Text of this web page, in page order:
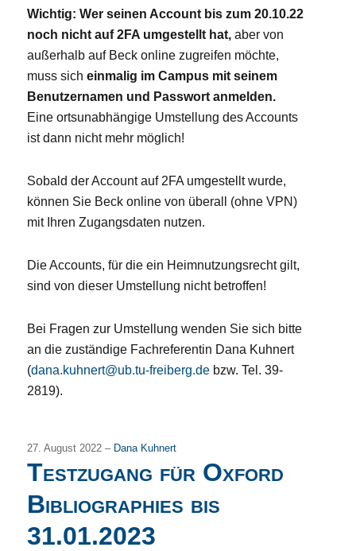
Wichtig: Wer seinen Account bis zum 20.10.22
noch nicht auf 2FA umgestellt hat,aber von
außerhalb auf Beck online zugreifen möchte,
muss sicheinmalig im Campus mit seinem
Benutzernamen und Passwort anmelden.
Eine ortsunabhängige Umstellung des Accounts
ist dann nicht mehr möglich!
Sobald der Account auf 2FA umgestellt wurde,
können Sie Beck online von überall (ohne VPN)
mit Ihren Zugangsdaten nutzen.
Die Accounts, für die ein Heimnutzungsrecht gilt,
sind von dieser Umstellung nicht betroffen!
Bei Fragen zur Umstellung wenden Sie sich bitte
an die zuständige Fachreferentin Dana Kuhnert
(dana.kuhnert@ub.tu-freiberg.de bzw. Tel. 39-
2819).
27. August 2022 – Dana Kuhnert
Testzugang für Oxford
Bibliographies bis
31.01.2023